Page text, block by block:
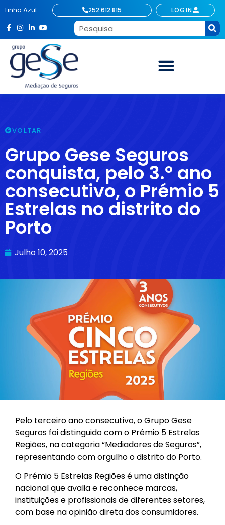
Linha Azul 252 612 815 LOGIN
VOLTAR
Grupo Gese Seguros
conquista, pelo 3.º ano
consecutivo, o Prémio 5
Estrelas no distrito do
Porto
Julho 10, 2025
Pelo terceiro ano consecutivo, o Grupo Gese
Seguros foi distinguido com o Prémio 5 Estrelas
Regiões, na categoria “Mediadores de Seguros”,
representando com orgulho o distrito do Porto.
O Prémio 5 Estrelas Regiões é uma distinção
nacional que avalia e reconhece marcas,
instituições e profissionais de diferentes setores,
com base na opinião direta dos consumidores.